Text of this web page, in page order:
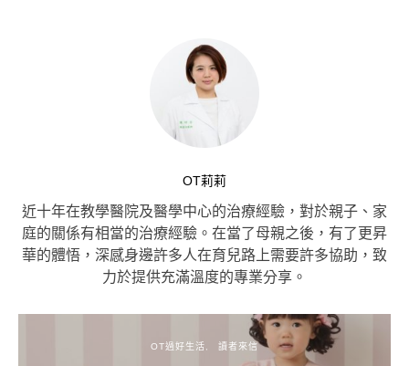
OT莉莉
近十年在教學醫院及醫學中心的治療經驗，對於親子、家
庭的關係有相當的治療經驗。在當了母親之後，有了更昇
華的體悟，深感身邊許多人在育兒路上需要許多協助，致
力於提供充滿溫度的專業分享。
OT過好生活 讀者來信